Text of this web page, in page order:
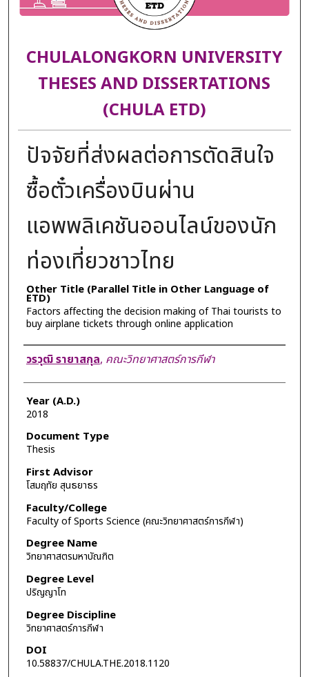
CHULALONGKORN UNIVERSITY
THESES AND DISSERTATIONS
(CHULA ETD)
ปัจจัยที่ส่งผลต่อการตัดสินใจ
ซื้อตั๋วเครื่องบินผ่าน
แอพพลิเคชันออนไลน์ของนัก
ท่องเที่ยวชาวไทย
Other Title (Parallel Title in Other Language of
ETD)
Factors affecting the decision making of Thai tourists to
buy airplane tickets through online application
Author
วรวุฒิ รายาสกุล, คณะวิทยาศาสตร์การกีฬา
Year (A.D.)
2018
Document Type
Thesis
First Advisor
โสมฤทัย สุนธยาธร
Faculty/College
Faculty of Sports Science (คณะวิทยาศาสตร์การกีฬา)
Degree Name
วิทยาศาสตรมหาบัณฑิต
Degree Level
ปริญญาโท
Degree Discipline
วิทยาศาสตร์การกีฬา
DOI
10.58837/CHULA.THE.2018.1120